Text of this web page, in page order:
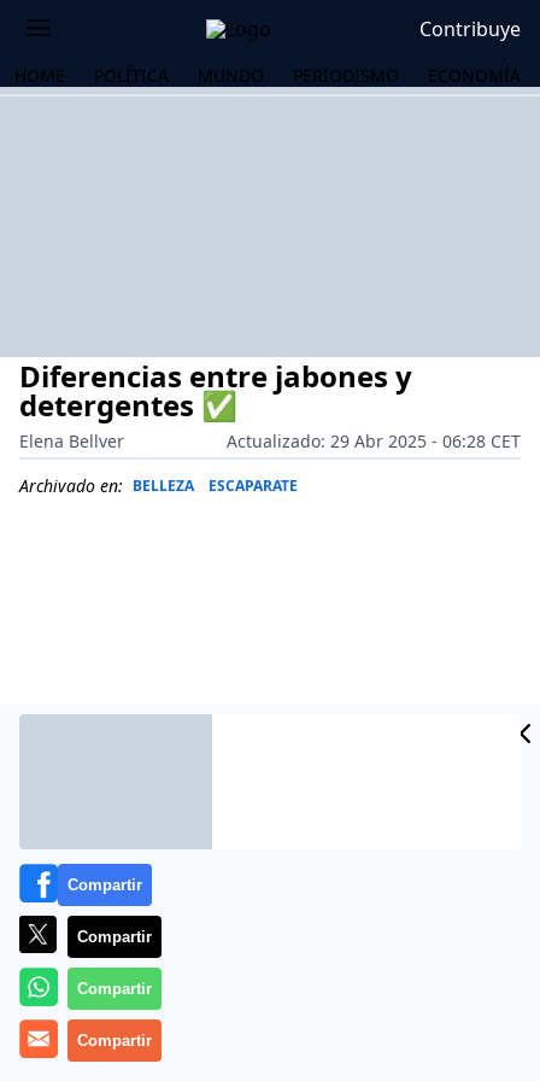
Contribuye
HOME POLÍTICA MUNDO PERIODISMO ECONOMÍA
Diferencias entre jabones y
detergentes ✅
Elena Bellver
Actualizado: 29 Abr 2025 - 06:28 CET
Archivado en: BELLEZA ESCAPARATE
Más información
Compartir
Compartir
Compartir
Compartir